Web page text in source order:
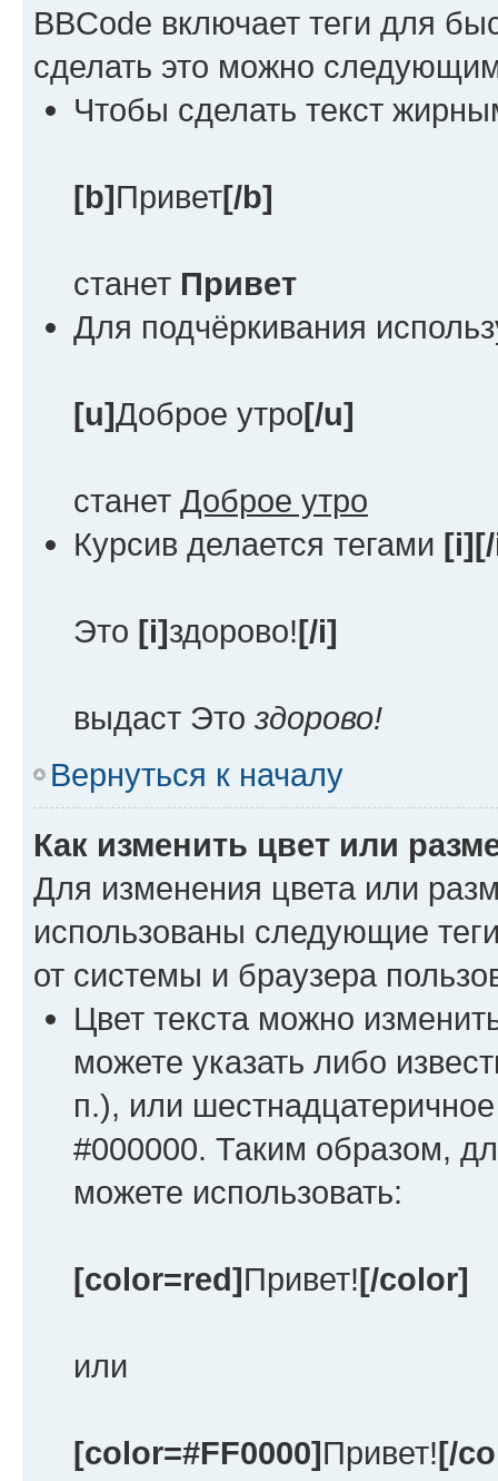
BBCode включает теги для
сделать это можно
Чтобы сделать текст
[b]Привет[/b]
станет Привет
Для подчёркивания
[u]Доброе утро[/u]
станет Доброе утро
Курсив делается тегами
Это [i]здорово![/i]
выдаст Это здорово!
Вернуться к началу
Как изменить цвет или
Для изменения цвета или
использованы следующие
от системы и браузера
Цвет текста можно
можете указать либо
п.), или
#000000. Таким образом,
можете использовать:
[color=red]Привет![/color]
или
[color=#FF0000]Привет![/